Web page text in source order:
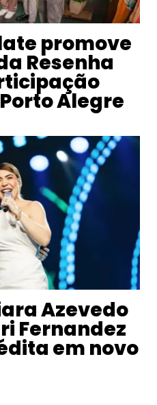
promove
Resenha
Alegre
Azevedo
Fernandez
em novo